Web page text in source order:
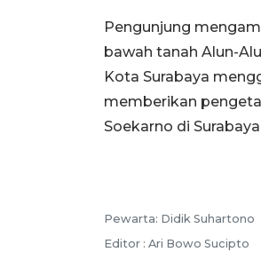
Pengunjung
bawah tanah Alun-
Kota Surabaya
memberikan
Soekarno di
Pewarta: Didik Suhartono
Editor : Ari Bowo Sucipto